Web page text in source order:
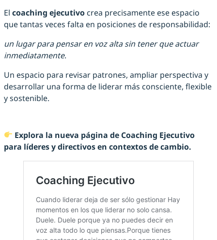
El coaching ejecutivo crea precisamente ese espacio
que tantas veces falta en posiciones de responsabilidad:
un lugar para pensar en voz alta sin tener que actuar
inmediatamente.
Un espacio para revisar patrones, ampliar perspectiva y
desarrollar una forma de liderar más consciente, flexible
y sostenible.
Explora la nueva página de Coaching Ejecutivo
para líderes y directivos en contextos de cambio.